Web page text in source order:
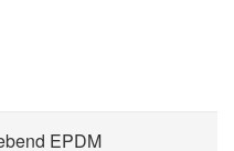
EPDM